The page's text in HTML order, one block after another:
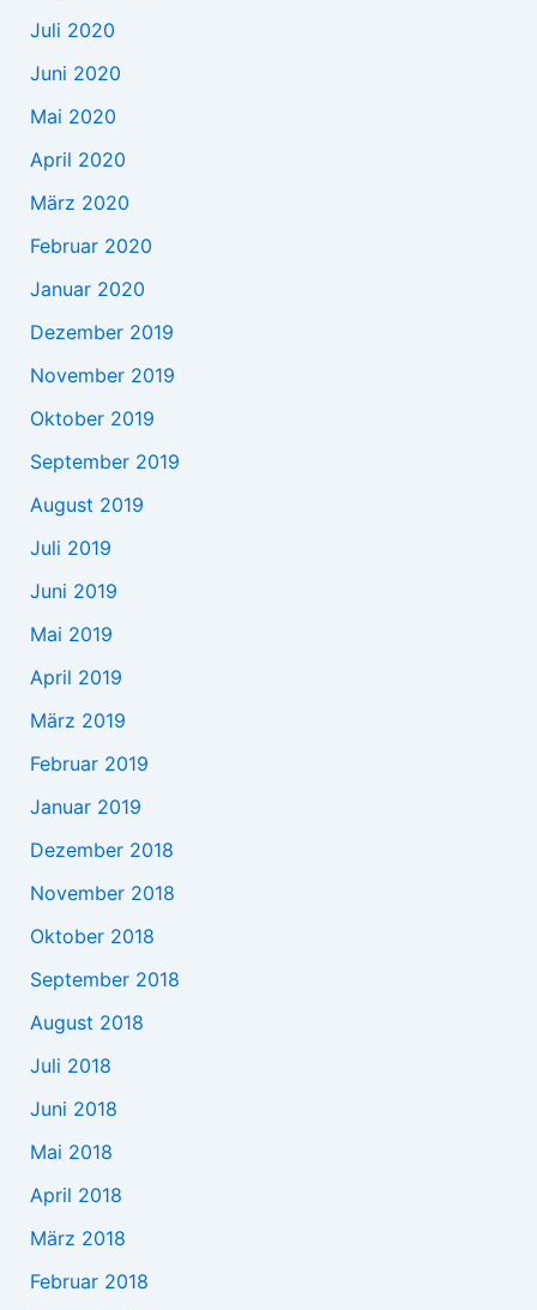
Juli 2020
Juni 2020
Mai 2020
April 2020
März 2020
Februar 2020
Januar 2020
Dezember 2019
November 2019
Oktober 2019
September 2019
August 2019
Juli 2019
Juni 2019
Mai 2019
April 2019
März 2019
Februar 2019
Januar 2019
Dezember 2018
November 2018
Oktober 2018
September 2018
August 2018
Juli 2018
Juni 2018
Mai 2018
April 2018
März 2018
Februar 2018